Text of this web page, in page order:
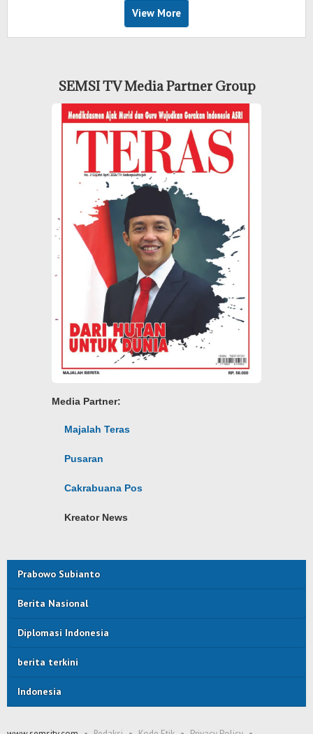
View More
SEMSI TV Media Partner Group
Media Partner:
Majalah Teras
Pusaran
Cakrabuana Pos
Kreator News
Prabowo Subianto
Berita Nasional
Diplomasi Indonesia
berita terkini
Indonesia